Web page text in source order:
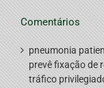
Comentários
pneumonia
prevê fixação de
tráfico